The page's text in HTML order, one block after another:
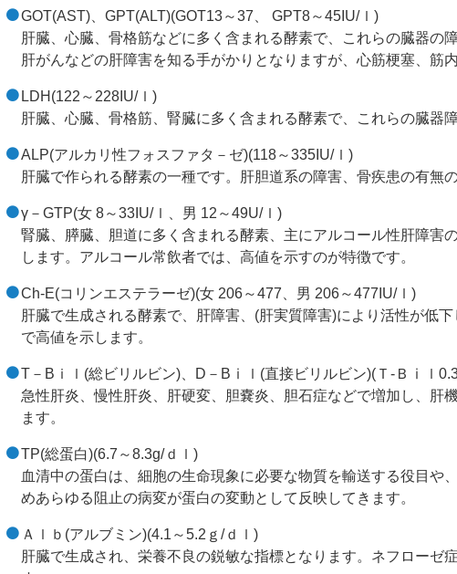
GOT(AST)、GPT(ALT)(GOT13～37、 GPT8～45IU/ｌ)
肝臓、心臓、骨格筋などに多く含まれる酵素で、これらの臓器
肝がんなどの肝障害を知る手がかりとなりますが、心筋梗塞、筋
LDH(122～228IU/ｌ)
肝臓、心臓、骨格筋、腎臓に多く含まれる酵素で、これらの臓器
ALP(アルカリ性フォスファタ－ゼ)(118～335IU/ｌ)
肝臓で作られる酵素の一種です。肝胆道系の障害、骨疾患の有無
γ－GTP(女 8～33IU/ｌ、男 12～49U/ｌ)
腎臓、膵臓、胆道に多く含まれる酵素、主にアルコール性肝障害
します。アルコール常飲者では、高値を示すのが特徴です。
Ch-E(コリンエステラーゼ)(女 206～477、男 206～477IU/ｌ)
肝臓で生成される酵素で、肝障害、(肝実質障害)により活性が低
で高値を示します。
T－Bｉｌ(総ビリルビン)、D－Bⅰｌ(直接ビリルビン)(Ｔ-Ｂⅰｌ
急性肝炎、慢性肝炎、肝硬変、胆嚢炎、胆石症などで増加し、肝
ます。
TP(総蛋白)(6.7～8.3g/ｄｌ)
血清中の蛋白は、細胞の生命現象に必要な物質を輸送する役目や
めあらゆる阻止の病変が蛋白の変動として反映してきます。
Ａｌｂ(アルブミン)(4.1～5.2ｇ/ｄｌ)
肝臓で生成され、栄養不良の鋭敏な指標となります。ネフローゼ